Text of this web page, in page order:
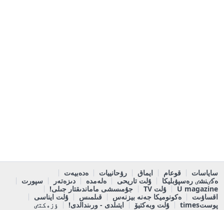
ساياسات قوعام ايماق رۋحانييات
ەدەبيەت
ەكٸنشٸ رەسپۋبليكا
ۇلت تاريحى ەلەمدە دىزەتەر
سپورت
U magazine
ۇلت TV
جۇمىسشى ماماندىقتار جىلى!
اقساۋىت
ەكونوميكا جەنە بيزنەس قىلمىس
ۇلت ايناسى
پوستtimes
ۇلت وبەكتيۆ ايتىلدى - ورىندالدى! ٶزەكتٸ